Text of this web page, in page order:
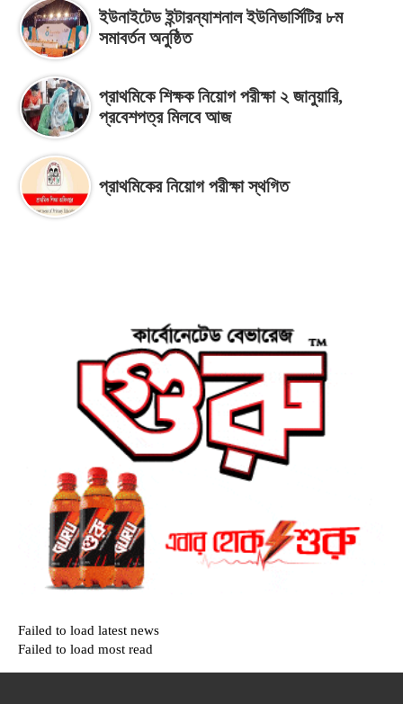
ইউনাইটেড ইন্টারন্যাশনাল ইউনিভার্সিটির ৮ম
সমাবর্তন অনুষ্ঠিত
প্রাথমিকে শিক্ষক নিয়োগ পরীক্ষা ২ জানুয়ারি,
প্রবেশপত্র মিলবে আজ
প্রাথমিকের নিয়োগ পরীক্ষা স্থগিত
Failed to load latest news
Failed to load most read